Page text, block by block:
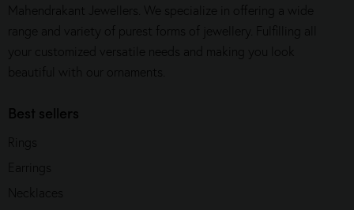
Mahendrakant Jewellers. We specialize in offering a wide
range and variety of purest forms of jewellery. Fulfilling all
your customized versatile needs and making you look
beautiful with our ornaments.
Best sellers
Rings
Necklaces